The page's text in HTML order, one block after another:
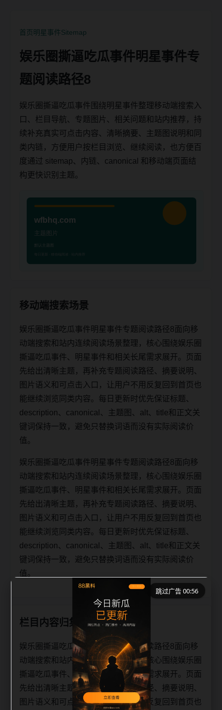
首页明星事件Sitemap
娱乐圈撕逼吃瓜事件明星事件专
题阅读路径8
娱乐圈撕逼吃瓜事件围绕明星事件整理移动端搜索入
口、栏目导航、专题图片、相关问题和站内推荐，持
续补充真实可点击内容、清晰摘要、主题图说明和同
类内链，方便用户按栏目浏览、继续阅读，也方便百
度通过 sitemap、内链、canonical 和移动端页面结
构更快识别主题。
移动端搜索场景
娱乐圈撕逼吃瓜事件明星事件专题阅读路径8面向移
动端搜索和站内连续阅读场景整理，核心围绕娱乐圈
撕逼吃瓜事件、明星事件和相关长尾需求展开。页面
先给出清晰主题，再补充专题阅读路径、摘要说明、
图片语义和可点击入口，让用户不用反复回到首页也
能继续浏览同类内容。每日更新时优先保证标题、
description、canonical、主题图、alt、title和正文关
键词保持一致，避免只替换词语而没有实际阅读价
值。
娱乐圈撕逼吃瓜事件明星事件专题阅读路径8面向移
动端搜索和站内连续阅读场景整理，核心围绕娱乐圈
撕逼吃瓜事件、明星事件和相关长尾需求展开。页面
先给出清晰主题，再补充专题阅读路径、摘要说明、
图片语义和可点击入口，让用户不用反复回到首页也
能继续浏览同类内容。每日更新时优先保证标题、
description、canonical、主题图、alt、title和正文关
键词保持一致，避免只替换词语而没有实际阅读价
值。
栏目内容归集
娱乐圈撕逼吃瓜事件明星事件专题阅读路径8面向移
动端搜索和站内连续阅读场景整理，核心围绕娱乐圈
撕逼吃瓜事件、明星事件和相关长尾需求展开。页面
先给出清晰主题，再补充专题阅读路径、摘要说明、
图片语义和可点击入口，让用户不用反复回到首页也
跳过广告 00:56